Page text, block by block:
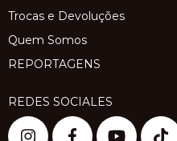
Trocas e Devoluções
Quem Somos
REPORTAGENS
REDES SOCIALES